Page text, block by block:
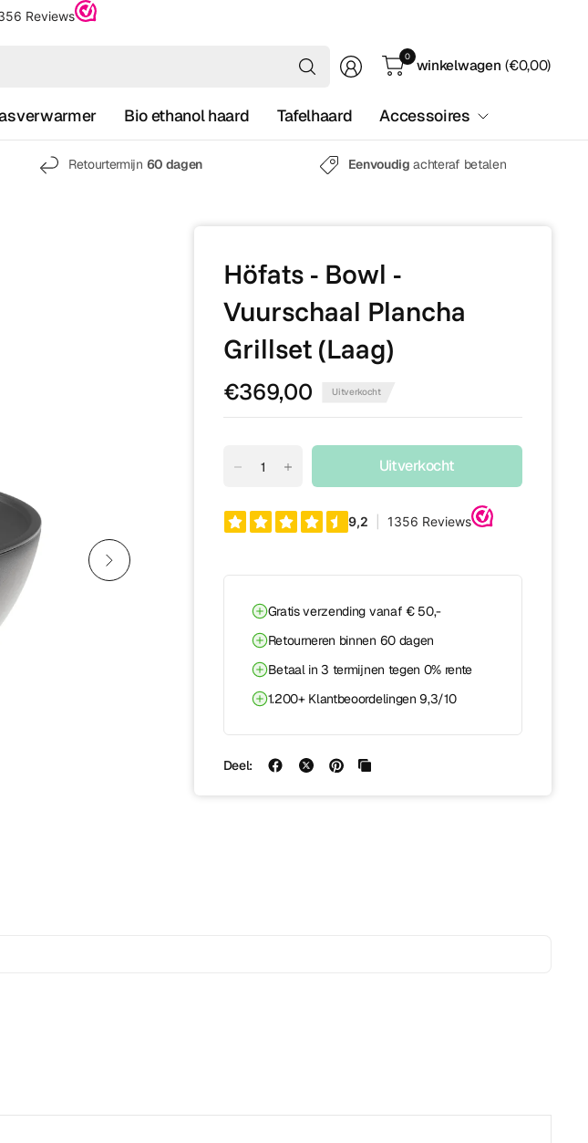
Waar
ben
naar
zoek?
0
winkelwagen (€0,00)
Bio ethanol haard Tafelhaard Accessoires
Retourtermijn 60 dagen Eenvoudig achteraf betalen
Höfats - Bowl -
Vuurschaal Plancha
Grillset (Laag)
€369,00 Uitverkocht
Uitverkocht
Gratis verzending vanaf € 50,-
Retourneren binnen 60 dagen
Betaal in 3 termijnen tegen 0% rente
1.200+ Klantbeoordelingen 9,3/10
Deel: